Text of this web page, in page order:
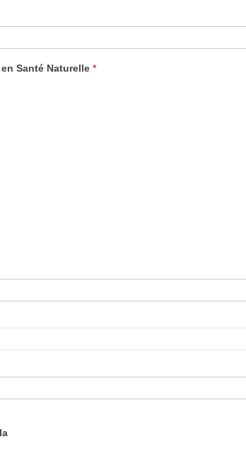
Santé Naturelle *